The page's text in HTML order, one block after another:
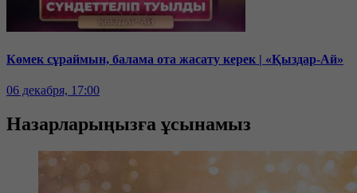
Көмек сұраймын, балама ота жасату керек | «Қыздар-Ай»
06 декабря, 17:00
Назарларыңызға ұсынамыз